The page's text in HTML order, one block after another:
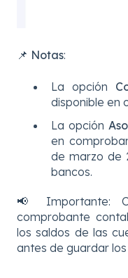
📌 Notas:
La opción
disponible en
La opción
en
de marzo de
bancos.
📢 Importante:
comprobante
los saldos de las
antes de guardar